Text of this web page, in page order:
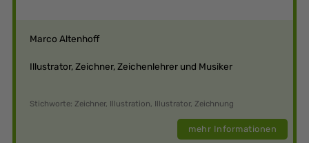
Marco Altenhoff
Illustrator, Zeichner, Zeichenlehrer und Musiker
Stichworte: Zeichner, Illustration, Illustrator, Zeichnung
mehr Informationen